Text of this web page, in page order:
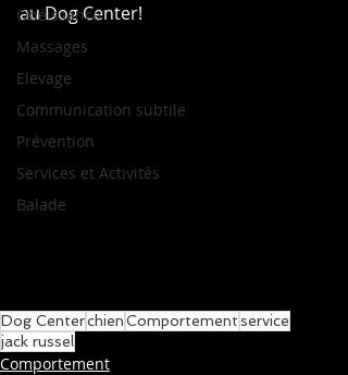
Obéissance
Massages
Elevage
Communication subtile
Prévention
Services et Activités
Balade
au Dog Center!
Dog CenterchienComportementservice
jack russel
Comportement